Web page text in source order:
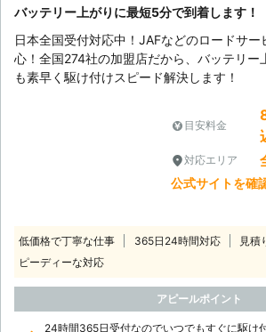
バッテリー上がりに最短5分で到着します！
日本全国受付対応中！JAFなどのロードサー
心！全国274社の加盟店だから、バッテリー
も素早く駆け付けスピード解決します！
目安料金
対応エリア
公式サイトを確
低価格で丁寧な仕事 365日24時間対応 見積
ピーディーな対応
アピールポイント
24時間365日受付なのでいつでもすぐに駆け